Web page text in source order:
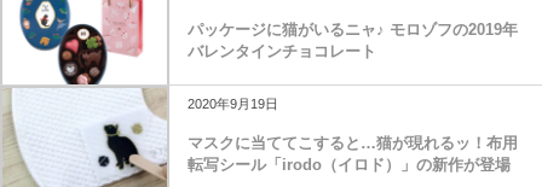
パッケージに猫がいるニャ♪ モロゾフの2019年
バレンタインチョコレート
2020年9月19日
マスクに当ててこすると…猫が現れるッ！布用
転写シール「irodo（イロド）」の新作が登場